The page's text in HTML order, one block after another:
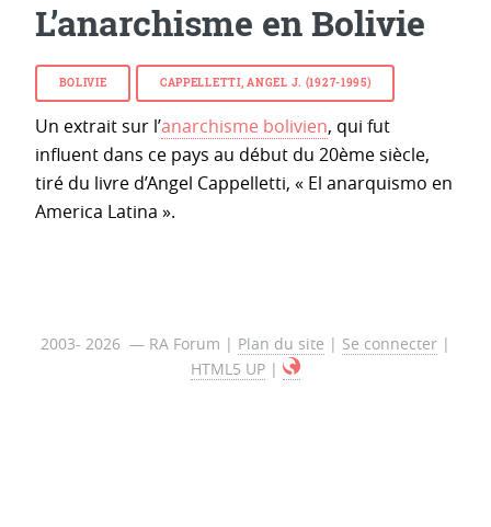
L’anarchisme en Bolivie
BOLIVIE CAPPELLETTI, ANGEL J. (1927-1995)
Un extrait sur l’anarchisme bolivien, qui fut
influent dans ce pays au début du 20ème siècle,
tiré du livre d’Angel Cappelletti, « El anarquismo en
America Latina ».
2003- 2026 — RA Forum | Plan du site | Se connecter |
HTML5 UP |